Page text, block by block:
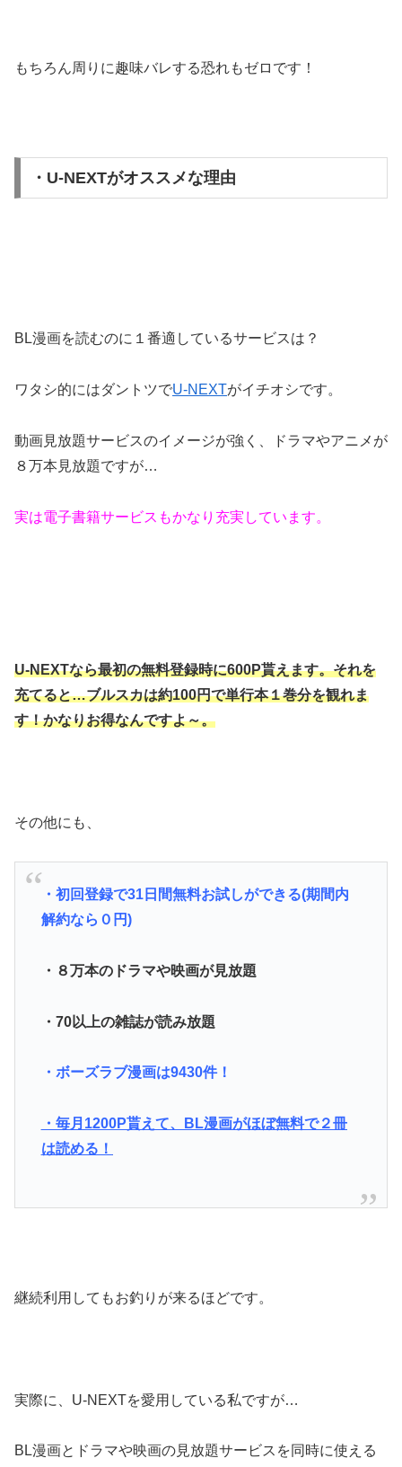
もちろん周りに趣味バレする恐れもゼロです！
・U-NEXTがオススメな理由
BL漫画を読むのに１番適しているサービスは？
ワタシ的にはダントツでU-NEXTがイチオシです。
動画見放題サービスのイメージが強く、ドラマやアニメが
８万本見放題ですが…
実は電子書籍サービスもかなり充実しています。
U-NEXTなら最初の無料登録時に600P貰えます。それを
充てると…ブルスカは約100円で単行本１巻分を観れま
す！かなりお得なんですよ～。
その他にも、
・初回登録で31日間無料お試しができる(期間内
解約なら０円)
・８万本のドラマや映画が見放題
・70以上の雑誌が読み放題
・ボーズラブ漫画は9430件！
・毎月1200P貰えて、BL漫画がほぼ無料で２冊
は読める！
継続利用してもお釣りが来るほどです。
実際に、U-NEXTを愛用している私ですが…
BL漫画とドラマや映画の見放題サービスを同時に使える